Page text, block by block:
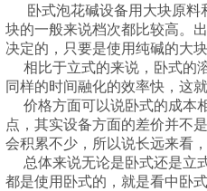
卧式泡花碱设备用大块原料
块的一般来说档次都比较高。
决定的，只要是使用纯碱的大
相比于立式的来说，卧式的
同样的时间融化的效率快，这
价格方面可以说卧式的成本
点，其实设备方面的差价并不
会积累不少，所以说长远来看
总体来说无论是卧式还是立
都是使用卧式的，就是看中卧